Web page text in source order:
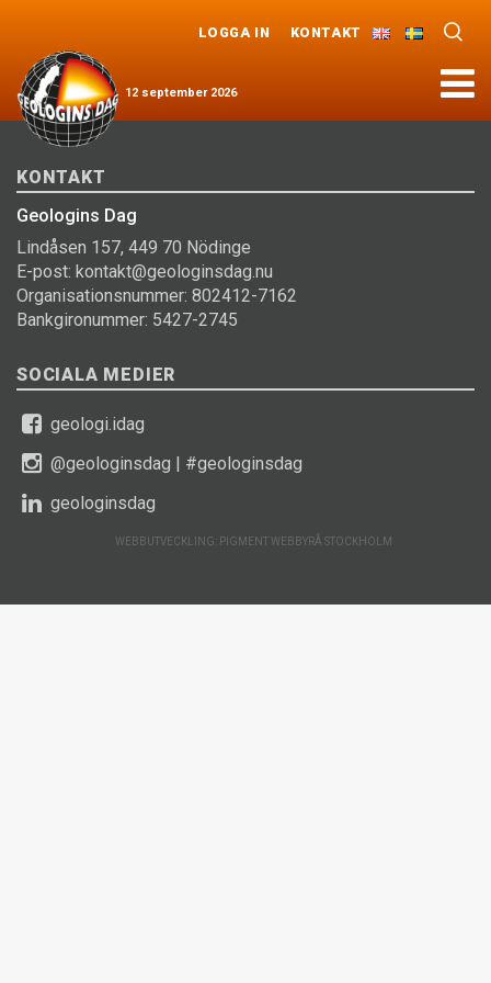
Meny
12 september 2026
LOGGA IN KONTAKT
KONTAKT
Geologins Dag
Lindåsen 157, 449 70 Nödinge
E-post: kontakt@geologinsdag.nu
Organisationsnummer: 802412-7162
Bankgironummer: 5427-2745
SOCIALA MEDIER
geologi.idag
@geologinsdag | #geologinsdag
geologinsdag
WEBBUTVECKLING: PIGMENT WEBBYRÅ STOCKHOLM